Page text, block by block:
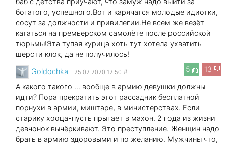
богатого, успешного.Вот и карячатся молодые идиотки,
сосут за должности и привилегии.Не всем же везёт
кататься на премьерском самолёте после российской
тюрьмы!Эта тупая курица хоть тут хотела ухватить
шерсти клок, да не получилось!
5
13
Goldochka 25.02.2020 12:50 #
А какого такого ... вообще в армию девушки должны
идти? Пора прекратить этот рассадник бесплатной
порнухи в армии, миштаре, в министерствах. Если
старику хооца-пусть прыгает в махон. 2 года из жизни
девчонок вычёркивают. Это преступление. Женщин надо
брать в армию здоровыми и по желанию. Мужчины что,